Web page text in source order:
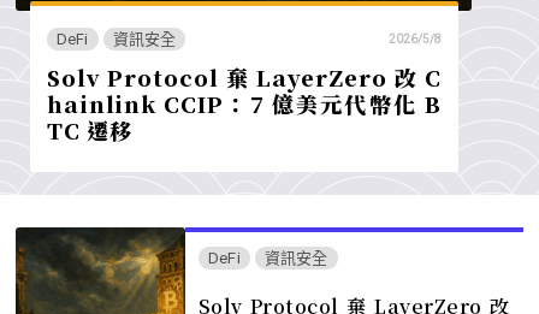
DeFi 資訊安全 2026/5/8
Solv Protocol 棄 LayerZero 改 C
hainlink CCIP：7 億美元代幣化 B
TC 遷移
DeFi 資訊安全
Solv Protocol 棄 LayerZero 改